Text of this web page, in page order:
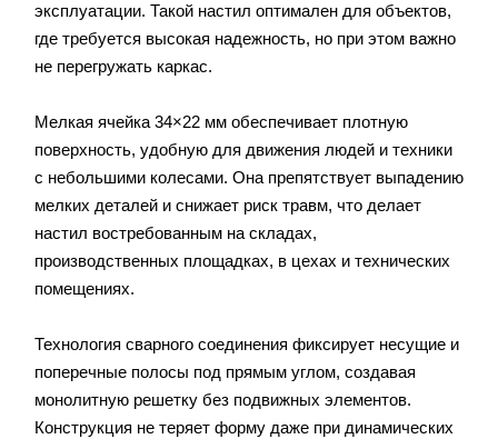
эксплуатации. Такой настил оптимален для объектов,
где требуется высокая надежность, но при этом важно
не перегружать каркас.
Мелкая ячейка 34×22 мм обеспечивает плотную
поверхность, удобную для движения людей и техники
с небольшими колесами. Она препятствует выпадению
мелких деталей и снижает риск травм, что делает
настил востребованным на складах,
производственных площадках, в цехах и технических
помещениях.
Технология сварного соединения фиксирует несущие и
поперечные полосы под прямым углом, создавая
монолитную решетку без подвижных элементов.
Конструкция не теряет форму даже при динамических